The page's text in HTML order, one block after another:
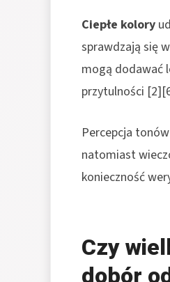
Ciepłe kolory
sprawdzają się
mogą dodawać
przytulności
Percepcja
natomiast
konieczność
Czy
dobór